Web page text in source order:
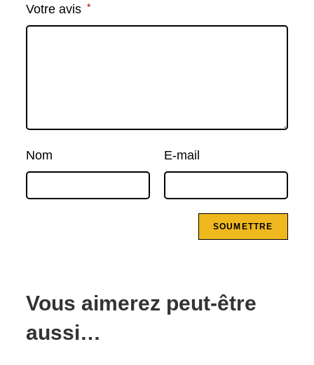
Votre avis *
Nom E-mail
Vous aimerez peut-être
aussi…